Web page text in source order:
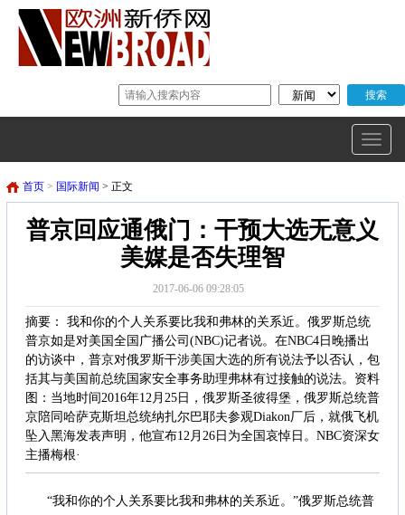
首页 > 国际新闻 > 正文
普京回应通俄门：干预大选无意义
美媒是否失理智
2017-06-06 09:28:05
摘要： 我和你的个人关系要比我和弗林的关系近。俄罗斯总统
普京如是对美国全国广播公司(NBC)记者说。在NBC4日晚播出
的访谈中，普京对俄罗斯干涉美国大选的所有说法予以否认，包
括其与美国前总统国家安全事务助理弗林有过接触的说法。资料
图：当地时间2016年12月25日，俄罗斯圣彼得堡，俄罗斯总统普
京陪同哈萨克斯坦总统纳扎尔巴耶夫参观Diakon厂后，就俄飞机
坠入黑海发表声明，他宣布12月26日为全国哀悼日。NBC资深女
主播梅根·
“我和你的个人关系要比我和弗林的关系近。”俄罗斯总统普